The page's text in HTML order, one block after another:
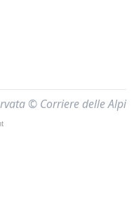
© Corriere delle Alpi